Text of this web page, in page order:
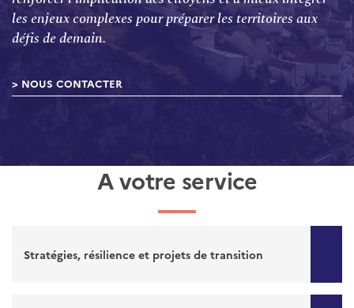
les enjeux complexes pour préparer les territoires aux
défis de demain.
NOUS CONTACTER
A votre service
Stratégies, résilience et projets de transition